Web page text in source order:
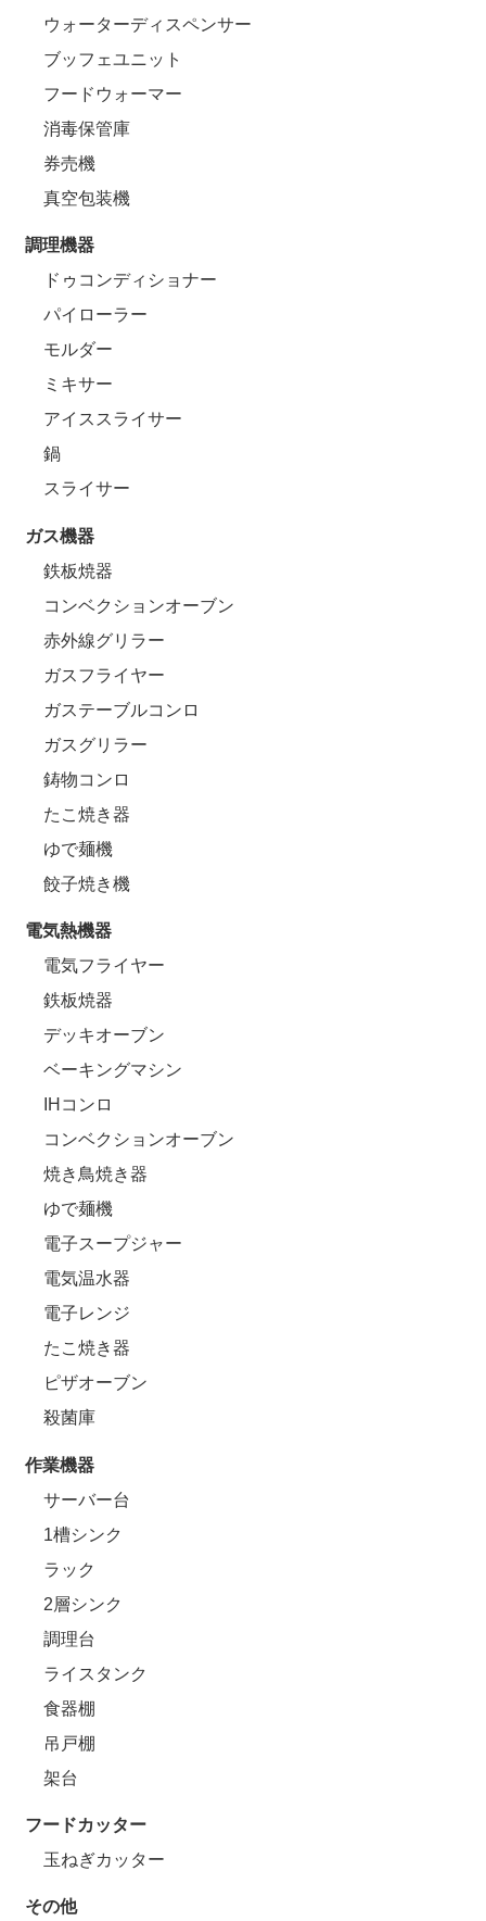
ウォーターディスペンサー
ブッフェユニット
フードウォーマー
消毒保管庫
券売機
真空包装機
調理機器
ドゥコンディショナー
パイローラー
モルダー
ミキサー
アイススライサー
鍋
スライサー
ガス機器
鉄板焼器
コンベクションオーブン
赤外線グリラー
ガスフライヤー
ガステーブルコンロ
ガスグリラー
鋳物コンロ
たこ焼き器
ゆで麺機
餃子焼き機
電気熱機器
電気フライヤー
鉄板焼器
デッキオーブン
ベーキングマシン
IHコンロ
コンベクションオーブン
焼き鳥焼き器
ゆで麺機
電子スープジャー
電気温水器
電子レンジ
たこ焼き器
ピザオーブン
殺菌庫
作業機器
サーバー台
1槽シンク
ラック
2層シンク
調理台
ライスタンク
食器棚
吊戸棚
架台
フードカッター
玉ねぎカッター
その他